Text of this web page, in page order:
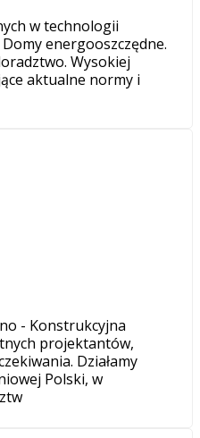
w technologii
energooszczędne.
Wysokiej
aktualne normy i
- Konstrukcyjna
projektantów,
Działamy
Polski, w